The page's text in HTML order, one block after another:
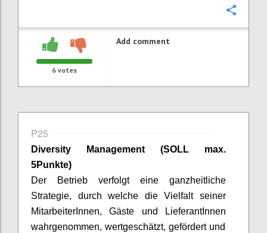
6 votes
Add comment
P25
Diversity Management (SOLL max.
5Punkte)
Der Betrieb verfolgt eine ganzheitliche
Strategie, durch welche die Vielfalt seiner
MitarbeiterInnen, Gäste und
LieferantInnen
wahrgenommen, wertgeschätzt, gefördert und